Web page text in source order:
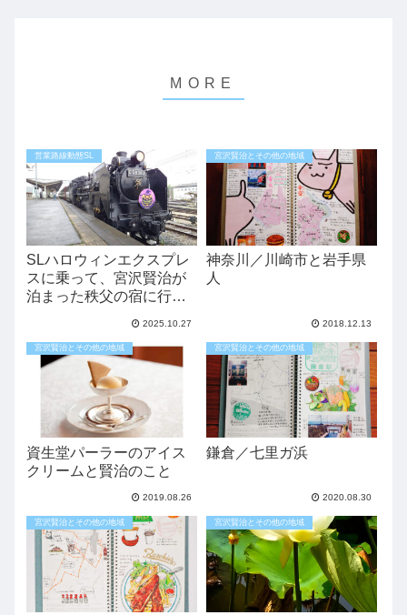
営業路線動態SL
SLハロウィンエクスプレ
スに乗って、宮沢賢治が
泊まった秩父の宿に行っ
2025.10.27
宮沢賢治とその他の地域
神奈川／川崎市と岩手県
人
2018.12.13
宮沢賢治とその他の地域
資生堂パーラーのアイス
クリームと賢治のこと
2019.08.26
宮沢賢治とその他の地域
鎌倉／七里ガ浜
2020.08.30
宮沢賢治とその他の地域 宮沢賢治とその他の地域